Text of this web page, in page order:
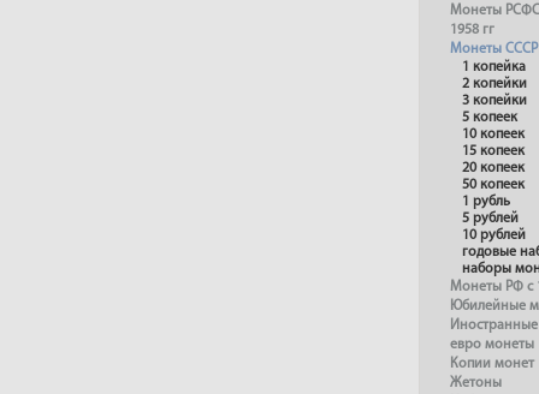
Монеты
1958 гг
Монеты СССР
1 копейка
2 копейки
3 копейки
5 копеек
10 копеек
15 копеек
20 копеек
50 копеек
1 рубль
5 рублей
10 рублей
годовые
наборы
Монеты РФ с
Юбилейные
евро монеты
Копии монет
Жетоны